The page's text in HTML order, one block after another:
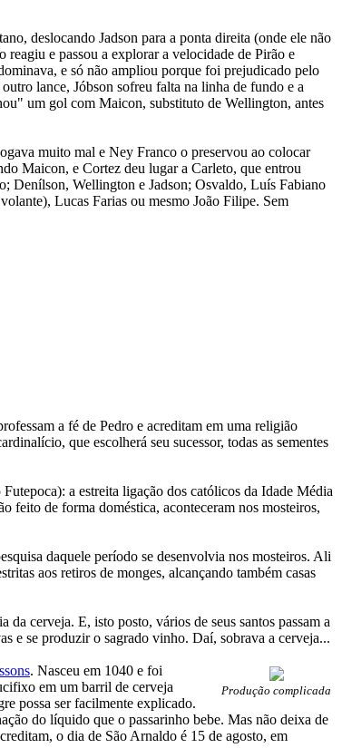
deslocando Jadson para a ponta direita (onde ele não
e passou a explorar a velocidade de Pirão e
e só não ampliou porque foi prejudicado pelo
lance, Jóbson sofreu falta na linha de fundo e a
um gol com Maicon, substituto de Wellington, antes
muito mal e Ney Franco o preservou ao colocar
Maicon, e Cortez deu lugar a Carleto, que entrou
Denílson, Wellington e Jadson; Osvaldo, Luís Fabiano
Lucas Farias ou mesmo João Filipe. Sem
a fé de Pedro e acreditam em uma religião
que escolherá seu sucessor, todas as sementes
a estreita ligação dos católicos da Idade Média
feito de forma doméstica, aconteceram nos mosteiros,
daquele período se desenvolvia nos mosteiros. Ali
aos retiros de monges, alcançando também casas
cerveja. E, isto posto, vários de seus santos passam a
e se produzir o sagrado vinho. Daí, sobrava a cerveja...
Produção complicada
. Nasceu em 1040 e foi
em um barril de cerveja
possa ser facilmente explicado.
do líquido que o passarinho bebe. Mas não deixa de
o dia de São Arnaldo é 15 de agosto, em